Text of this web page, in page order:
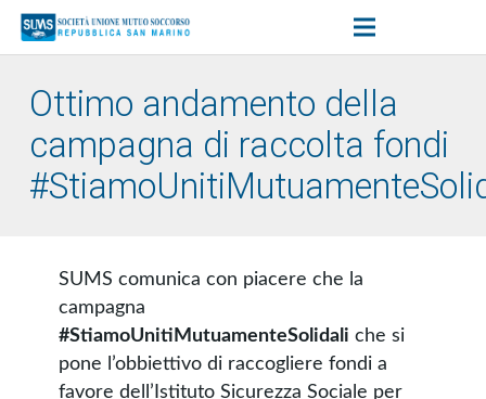
Ottimo andamento della
campagna di raccolta fondi
SUMS comunica con piacere che la
campagna
#StiamoUnitiMutuamenteSolidali che si
pone l’obbiettivo di raccogliere fondi a
favore dell’Istituto Sicurezza Sociale per